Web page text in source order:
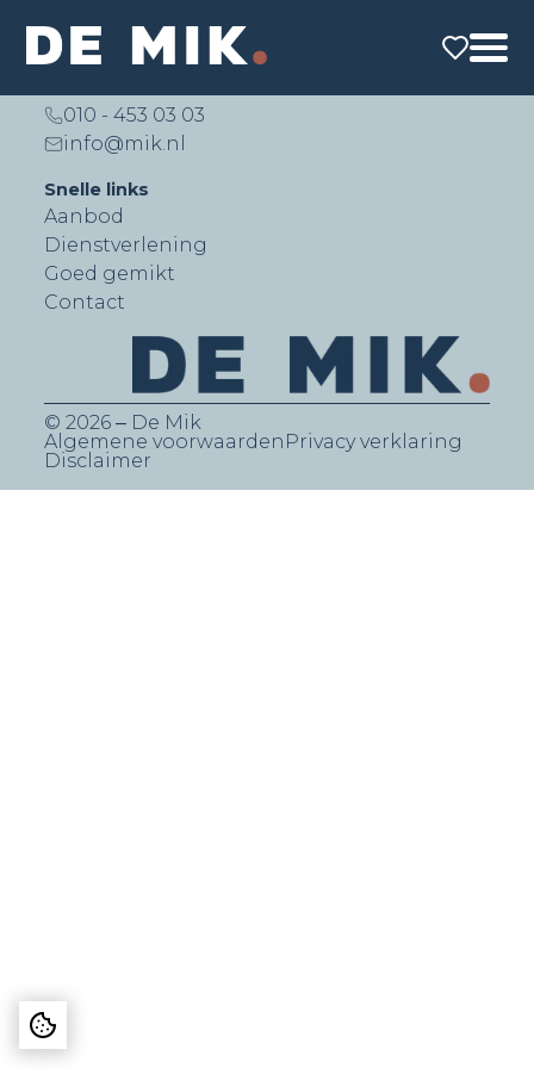
De Mik Real Estate Partners B.V.
Lichtenauerlaan 140 (Brainpark II)
010 - 453 03 03
info@mik.nl
Snelle links
Aanbod
Dienstverlening
Goed gemikt
Contact
© 2026 ‒ De Mik
Algemene voorwaarden Privacy verklaring
Disclaimer